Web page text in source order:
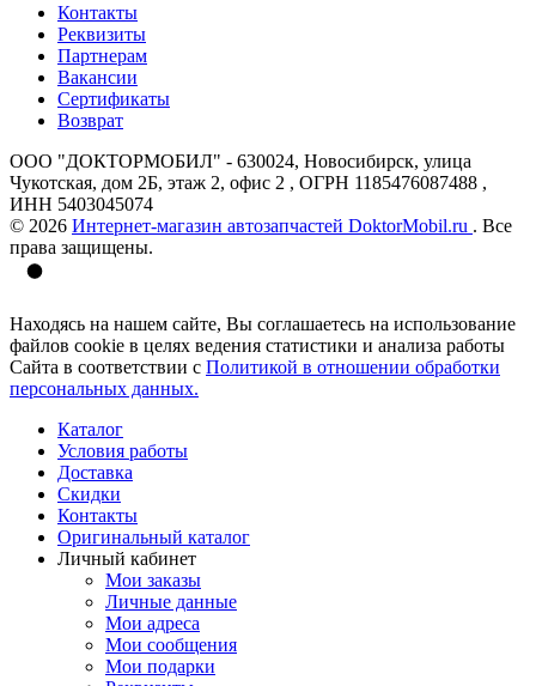
Контакты
Реквизиты
Партнерам
Вакансии
Сертификаты
Возврат
ООО "ДОКТОРМОБИЛ" - 630024, Новосибирск, улица
Чукотская, дом 2Б, этаж 2, офис 2 , ОГРН 1185476087488 ,
ИНН 5403045074
© 2026 Интернет-магазин автозапчастей DoktorMobil.ru . Все
права защищены.
Находясь на нашем сайте, Вы соглашаетесь на использование
файлов cookie в целях ведения статистики и анализа работы
Сайта в соответствии с Политикой в отношении обработки
персональных данных.
Каталог
Условия работы
Доставка
Скидки
Контакты
Оригинальный каталог
Личный кабинет
Мои заказы
Личные данные
Мои адреса
Мои сообщения
Мои подарки